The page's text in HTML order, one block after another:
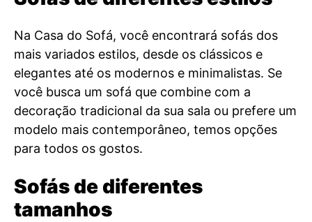
Na Casa do Sofá, você encontrará sofás dos
mais variados estilos, desde os clássicos e
elegantes até os modernos e minimalistas. Se
você busca um sofá que combine com a
decoração tradicional da sua sala ou prefere um
modelo mais contemporâneo, temos opções
para todos os gostos.
Sofás de diferentes
tamanhos